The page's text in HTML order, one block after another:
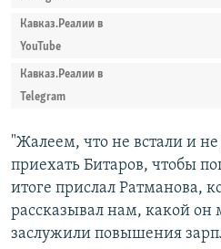
Кавказ.Реалии в
YouTube
Кавказ.Реалии в
Telegram
"Жалеем, что не встали и
приехать Битаров, чтобы
итоге прислал Ратманова,
рассказывал нам, какой он
заслужили повышения